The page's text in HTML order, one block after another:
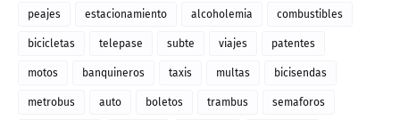
peajes estacionamiento alcoholemia combustibles
bicicletas telepase subte viajes patentes
motos banquineros taxis multas bicisendas
metrobus auto boletos trambus semaforos